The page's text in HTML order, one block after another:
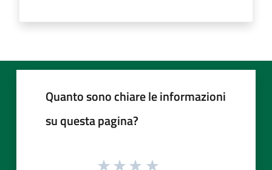
Quanto sono chiare le informazioni
su questa pagina?